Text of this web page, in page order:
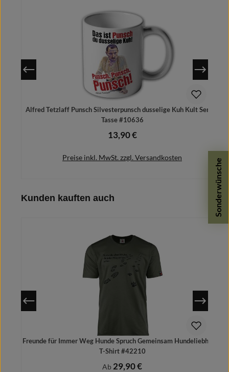
Sonderwünsche
Alfred Tetzlaff Punsch Silvesterpunsch dusselige Kuh Kult Serie -
Tasse #10636
Regulärer Preis:
13,90 €
Preise inkl. MwSt. zzgl. Versandkosten
Produktgalerie überspringen
Kunden kauften auch
Freunde für Immer Weg Hunde Spruch Gemeinsam Hundeliebhaber
T-Shirt #42210
Regulärer Preis:
Ab 29,90 €